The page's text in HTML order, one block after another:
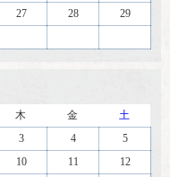
27 28
29
木 金
土
3 4
5
10 11
12